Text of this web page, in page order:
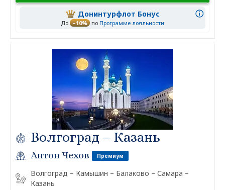
Донинтурфлот Бонус
До –10% по Программе лояльности
Волгоград – Казань
Антон Чехов Премиум
Волгоград – Камышин – Балаково – Самара –
Казань